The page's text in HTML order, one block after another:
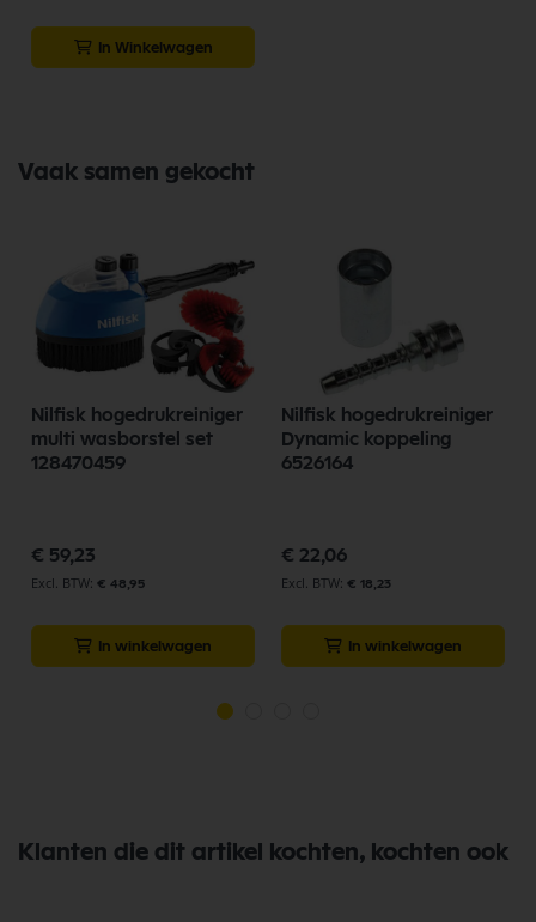
In Winkelwagen
Vaak samen gekocht
Nilfisk hogedrukreiniger
multi wasborstel set
128470459
€ 59,23
€ 48,95
In winkelwagen
Nilfisk hogedrukreiniger
Dynamic koppeling
6526164
€ 22,06
€ 18,23
In winkelwagen
Klanten die dit artikel kochten, kochten ook